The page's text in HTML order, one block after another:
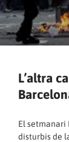
L’altra
El setmanari
disturbis de